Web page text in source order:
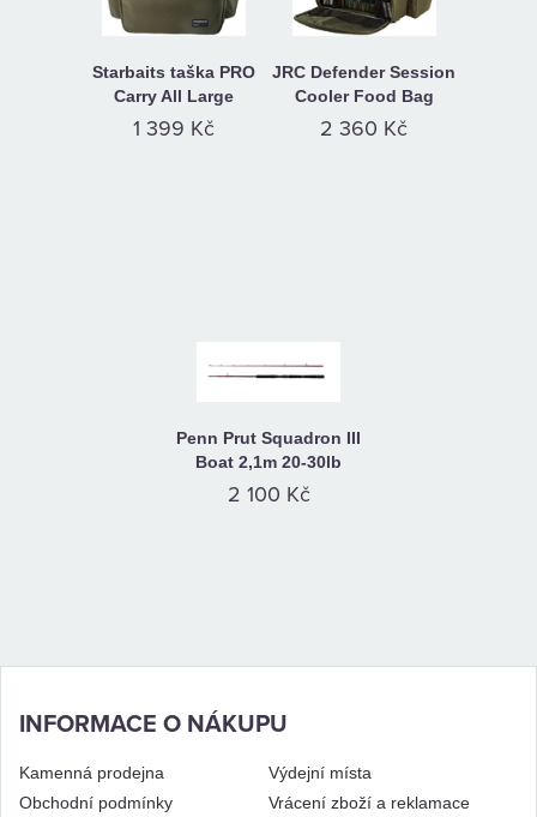
Starbaits taška PRO
Carry All Large
1 399 Kč
JRC Defender Session
Cooler Food Bag
2 360 Kč
Penn Prut Squadron III
Boat 2,1m 20-30lb
2 100 Kč
INFORMACE O NÁKUPU
Kamenná prodejna
Výdejní místa
Obchodní podmínky
Vrácení zboží a reklamace